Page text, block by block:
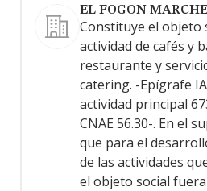
EL FOGON
Constituye el objeto
actividad de cafés y
restaurante y
catering. -Epígrafe
actividad principal
CNAE 56.30-. En el
que para el
de las actividades
el objeto social